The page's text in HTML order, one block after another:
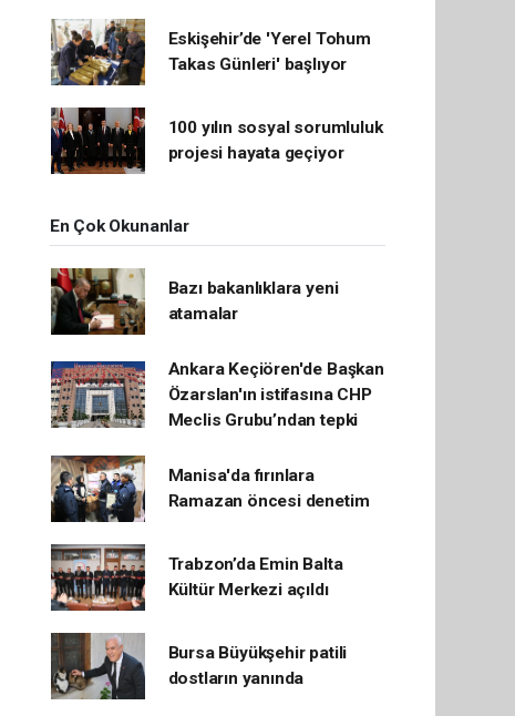
Eskişehir’de 'Yerel Tohum
Takas Günleri' başlıyor
100 yılın sosyal sorumluluk
projesi hayata geçiyor
En Çok Okunanlar
Bazı bakanlıklara yeni
atamalar
Ankara Keçiören'de Başkan
Özarslan'ın istifasına CHP
Meclis Grubu’ndan tepki
Manisa'da fırınlara
Ramazan öncesi denetim
Trabzon’da Emin Balta
Kültür Merkezi açıldı
Bursa Büyükşehir patili
dostların yanında